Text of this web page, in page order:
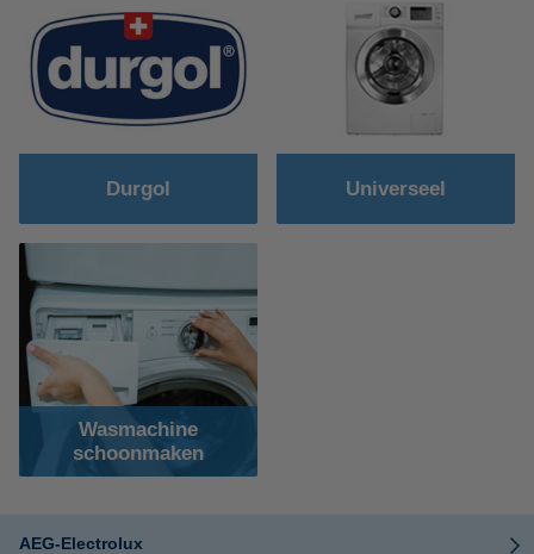
Durgol Universeel
Wasmachine
schoonmaken
AEG-Electrolux